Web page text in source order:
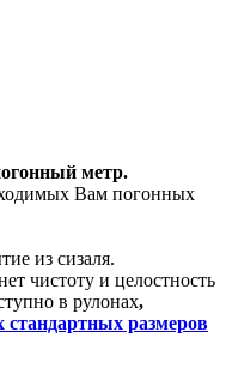
метр.
Вам погонных
из сизаля.
чистоту и целостность
в рулонах,
стандартных размеров